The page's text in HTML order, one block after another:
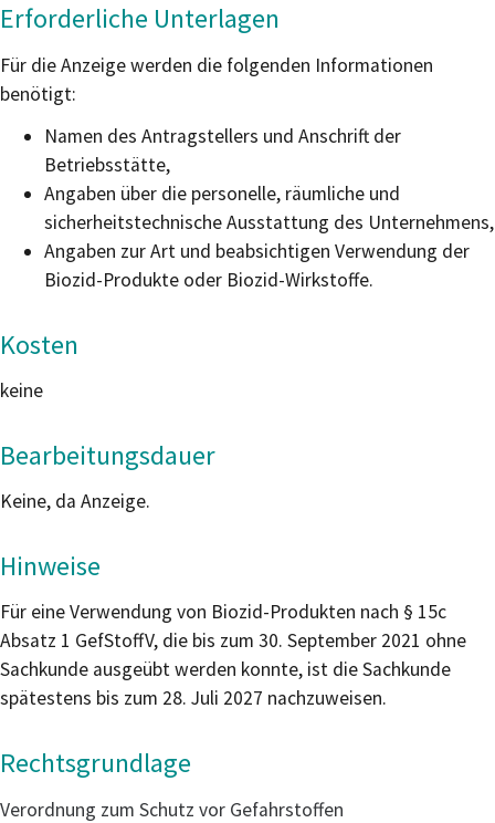
Erforderliche Unterlagen
Für die Anzeige werden die folgenden Informationen
benötigt:
Namen des Antragstellers und Anschrift der
Betriebsstätte,
Angaben über die personelle, räumliche und
sicherheitstechnische Ausstattung des Unternehmens,
Angaben zur Art und beabsichtigen Verwendung der
Biozid-Produkte oder Biozid-Wirkstoffe.
Kosten
keine
Bearbeitungsdauer
Keine, da Anzeige.
Hinweise
Für eine Verwendung von Biozid-Produkten nach § 15c
Absatz 1 GefStoffV, die bis zum 30. September 2021 ohne
Sachkunde ausgeübt werden konnte, ist die Sachkunde
spätestens bis zum 28. Juli 2027 nachzuweisen.
Rechtsgrundlage
Verordnung zum Schutz vor Gefahrstoffen